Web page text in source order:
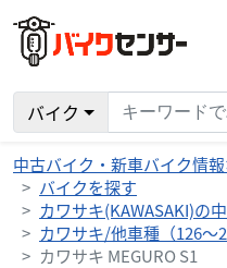
バイク
中古バイク・新車バイク情
バイクを探す
カワサキ(KAWASAKI)の
カワサキ/他車種（126～
カワサキ MEGURO S1